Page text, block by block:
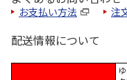
お支払い方法 注
配送情報について